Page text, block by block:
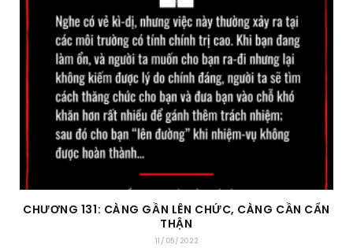
CHƯƠNG 131: CÀNG GẦN LÊN CHỨC, CÀNG CẦN CẨN
THẬN
11/05/2022